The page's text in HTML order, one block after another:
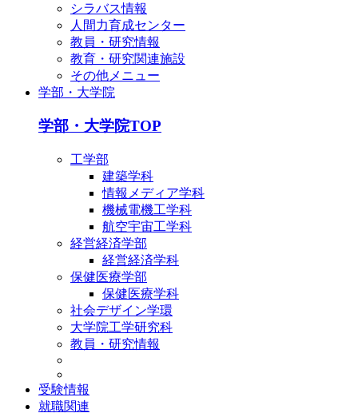
シラバス情報
人間力育成センター
教員・研究情報
教育・研究関連施設
その他メニュー
学部・大学院
学部・大学院TOP
工学部
建築学科
情報メディア学科
機械電機工学科
航空宇宙工学科
経営経済学部
経営経済学科
保健医療学部
保健医療学科
社会デザイン学環
大学院工学研究科
教員・研究情報
受験情報
就職関連